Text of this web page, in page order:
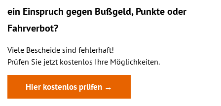
ein Einspruch gegen Bußgeld, Punkte oder
Fahrverbot?
Viele Bescheide sind fehlerhaft!
Prüfen Sie jetzt kostenlos Ihre Möglichkeiten.
Hier kostenlos prüfen →